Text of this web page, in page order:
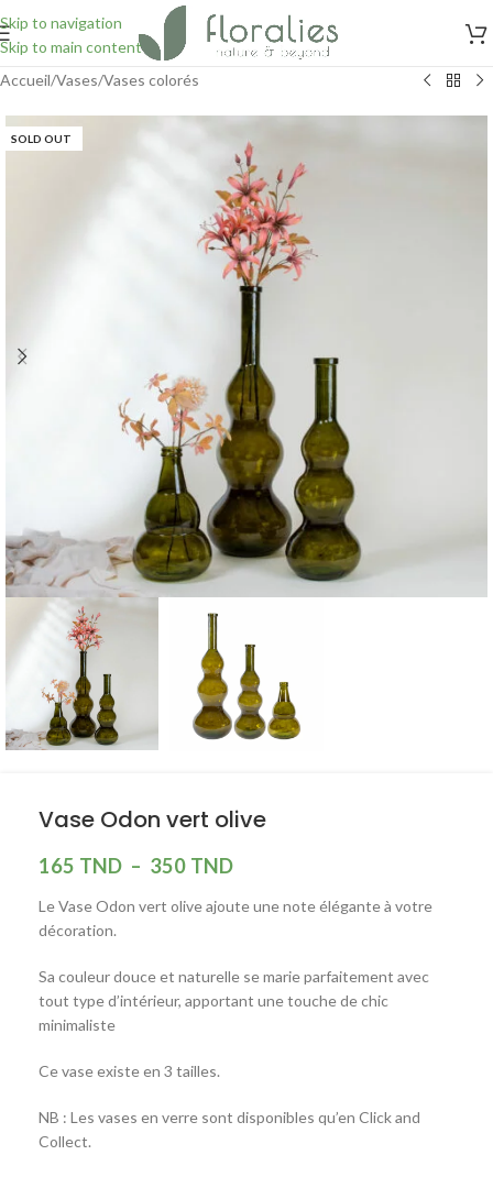
Skip to navigation
Skip to main content
Accueil/Vases/Vases colorés
SOLD OUT
Vase Odon vert olive
165 TND – 350 TND
Le Vase Odon vert olive ajoute une note élégante à votre
décoration.
Sa couleur douce et naturelle se marie parfaitement avec
tout type d’intérieur, apportant une touche de chic
minimaliste
Ce vase existe en 3 tailles.
NB : Les vases en verre sont disponibles qu’en Click and
Collect.